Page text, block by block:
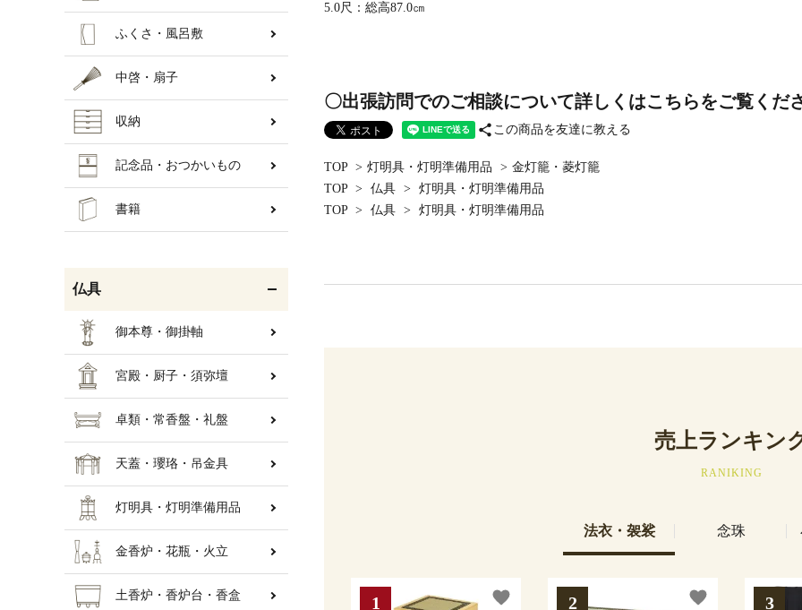
5.0尺：総高87.0㎝
〇出張訪問でのご相談について詳しくはこちらをご覧くだ
share この商品を友達に教える
TOP > 灯明具・灯明準備用品 > 金灯籠・菱灯籠
TOP > 仏具 >
灯明具・灯明準備用品
TOP > 仏具 > 灯明具・灯明準備用品
売上ランキン
RANIKING
法衣・袈裟 念珠
favorite favorite
ふくさ・風呂敷
中啓・扇子
収納
記念品・おつかいもの
書籍
仏具
御本尊・御掛軸
宮殿・厨子・須弥壇
卓類・常香盤・礼盤
天蓋・瓔珞・吊金具
灯明具・灯明準備用品
金香炉・花瓶・火立
土香炉・香炉台・香盒